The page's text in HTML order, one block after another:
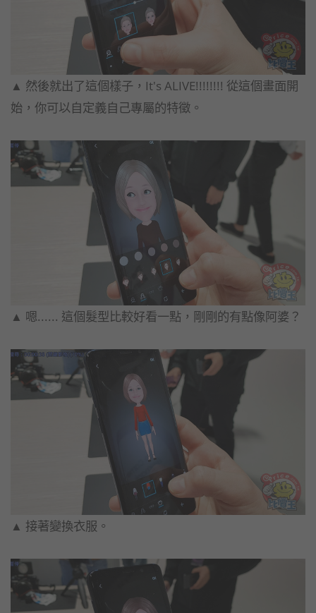
▲ 然後就出了這個樣子，It's ALIVE!!!!!!!! 從這個畫面開
始，你可以自定義自己專屬的特徵。
▲ 嗯...... 這個髮型比較好看一點，剛剛的有點像阿婆？
▲ 接著變換衣服。